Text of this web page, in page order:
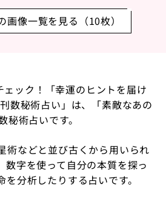
画像一覧を見る（10枚）
ェック！「幸運のヒントを届け
数秘術占い」は、「素敵なあの
秘術占いです。
術などと並び古くから用いられ
数字を使って自分の本質を探っ
分析したりする占いです。